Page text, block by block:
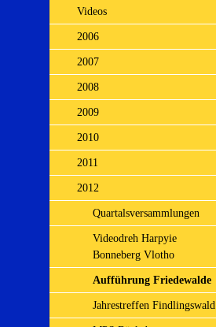
Videos
2006
2007
2008
2009
2010
2011
2012
Quartalsversammlungen
Videodreh Harpyie
Bonneberg Vlotho
Aufführung Friedewalde
Jahrestreffen Findlingswald